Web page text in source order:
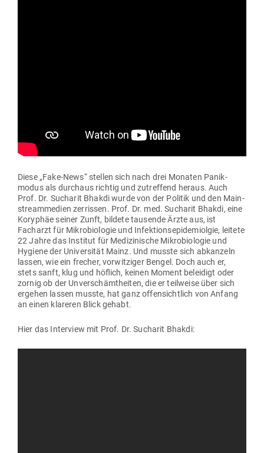
Diese „Fake-News“ stellen sich nach drei Monaten Panik­
modus als durchaus richtig und zutreffend heraus. Auch
Prof. Dr. Sucharit Bhakdi wurde von der Politik und den Main­
stream­m­edien zer­rissen. Prof. Dr. med. Sucharit Bhakdi, eine
Koryphäe seiner Zunft, bildete tau­sende Ärzte aus, ist
Facharzt für Mikro­bio­logie und Infek­ti­ons­epi­de­miolgie, leitete
22 Jahre das Institut für Medi­zi­nische Mikro­bio­logie und
Hygiene der Uni­ver­sität Mainz. Und musste sich abkanzeln
lassen, wie ein frecher, vor­wit­ziger Bengel. Doch auch er,
stets sanft, klug und höflich, keinen Moment beleidigt oder
zornig ob der Unver­schämt­heiten, die er teil­weise über sich
ergehen lassen musste, hat ganz offen­sichtlich von Anfang
an einen kla­reren Blick gehabt.
Hier das Interview mit Prof. Dr. Sucharit Bhakdi: